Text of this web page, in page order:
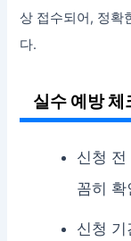
상 접수되어, 정확
다.
실수 예방
신청
꼼히 확
신청